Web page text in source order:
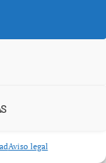
Aviso legal